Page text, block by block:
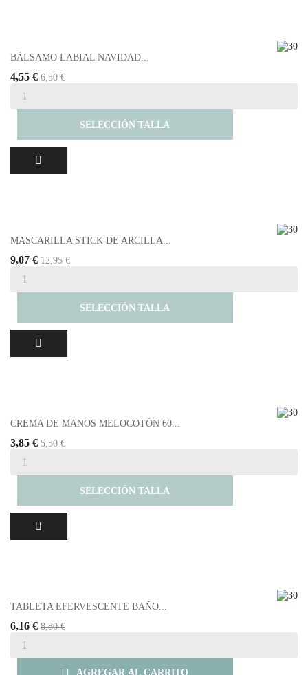
BÁLSAMO LABIAL NAVIDAD...
4,55 € 6,50 €
SELECCIÓN TALLA
MASCARILLA STICK DE ARCILLA...
9,07 € 12,95 €
SELECCIÓN TALLA
CREMA DE MANOS MELOCOTÓN 60...
3,85 € 5,50 €
SELECCIÓN TALLA
TABLETA EFERVESCENTE BAÑO...
6,16 € 8,80 €
AGREGAR AL CARRITO